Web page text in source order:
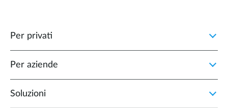
Per privati
Per aziende
Soluzioni